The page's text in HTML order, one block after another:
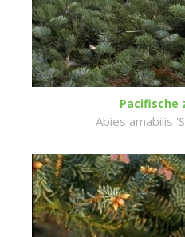
Pacifische
Abies amabilis